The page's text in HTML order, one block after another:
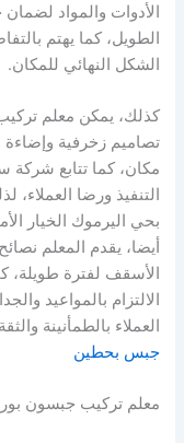
الأدوات والمواد
الطويل، كما يهتم
الشكل النهائي للمكان.
كذلك، يمكن معلم
تصاميم زخرفية
مكان، كما تتابع شركة
التنفيذ ورضا العملاء،
بحي اليرموك الخيار
أيضا، يقدم المعلم
الأسقف لفترة
الالتزام بالمواعيد
العملاء بالطمأنينة
جبس بحطين
معلم تركيب جبسون